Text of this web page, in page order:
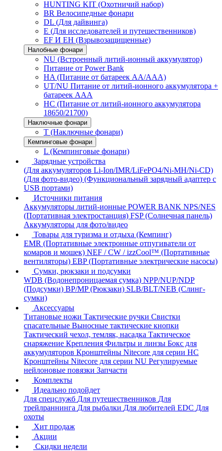
HUNTING KIT (Охотничий набор)
BR Велосипедные фонари
DL (Для дайвинга)
E (Для исследователей и путешественников)
EF И EH (Взрывозащищенные)
Налобные фонари
NU (Встроенный литий-ионный аккумулятор)
Питание от Power Bank
HA (Питание от батареек AA/AAA)
UT/NU Питание от литий-ионного аккумулятора +
батареек AAA
HC (Питание от литий-ионного аккумулятора
18650/21700)
Наключные фонари
T (Наключные фонари)
Кемпинговые фонари
L (Кемпинговые фонари)
Зарядные устройства
(Для аккумуляторов Li-Ion/IMR/LiFePO4/Ni-MH/Ni-CD)
(Для фото-видео) (Функциональный зарядный адаптер с
USB портами)
Источники питания
Аккумуляторы литий-ионные POWER BANK NPS/NES
(Портативная электростанция) FSP (Солнечная панель)
Аккумуляторы для фото/видео
Товары для туризма и отдыха (Кемпинг)
EMR (Портативные электронные отпугиватели от
комаров и мошек) NEF / CW / izzCool™ (Портативные
вентиляторы) EBP (Портативные электрические насосы)
Сумки, рюкзаки и подсумки
WDB (Водонепроницаемая сумка) NPP/NUP/NDP
(Подсумки) BP/MP (Рюкзаки) SLB/BLT/NEB (Слинг-
сумки)
Аксессуары
Титановые ножи Тактические ручки Свистки
спасательные Выносные тактические кнопки
Тактический чехол, темляк, насадка Тактическое
снаряжение Крепления Фильтры и линзы Бокс для
аккумуляторов Кронштейны Nitecore для серии HС
Кронштейны Nitecore для серии NU Регулируемые
нейлоновые повязки Запчасти
Комплекты
Идеально подойдет
Для спецслужб Для путешественников Для
трейлраннинга Для рыбалки Для любителей EDC Для
охоты
Хит продаж
Акции
Скидки недели